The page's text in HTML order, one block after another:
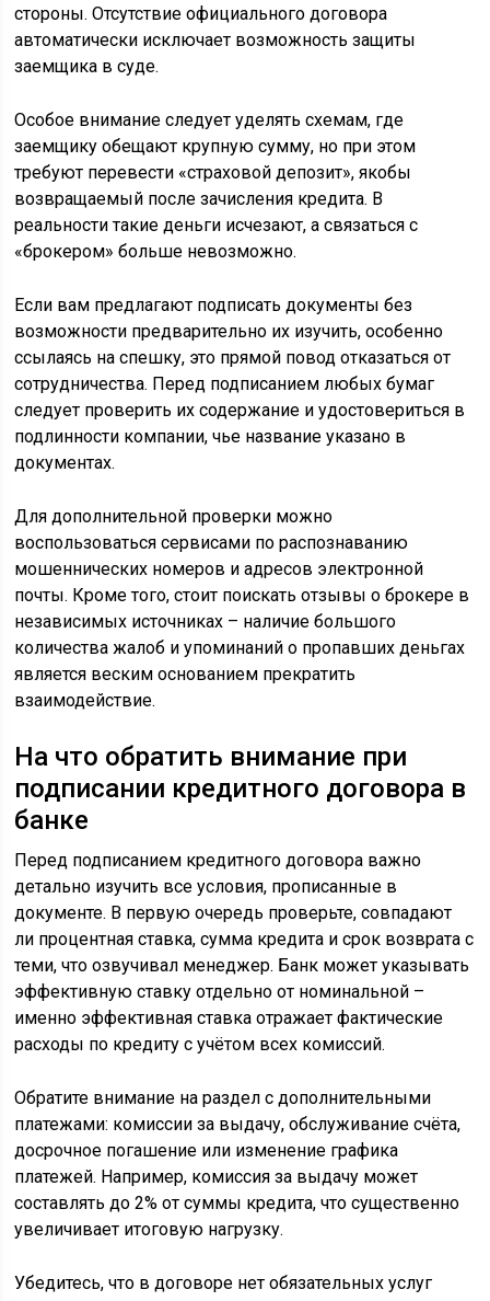
стороны. Отсутствие официального договора
автоматически исключает возможность защиты
заемщика в суде.
Особое внимание следует уделять схемам, где
заемщику обещают крупную сумму, но при этом
требуют перевести «страховой депозит», якобы
возвращаемый после зачисления кредита. В
реальности такие деньги исчезают, а связаться с
«брокером» больше невозможно.
Если вам предлагают подписать документы без
возможности предварительно их изучить, особенно
ссылаясь на спешку, это прямой повод отказаться от
сотрудничества. Перед подписанием любых бумаг
следует проверить их содержание и удостовериться в
подлинности компании, чье название указано в
документах.
Для дополнительной проверки можно
воспользоваться сервисами по распознаванию
мошеннических номеров и адресов электронной
почты. Кроме того, стоит поискать отзывы о брокере в
независимых источниках – наличие большого
количества жалоб и упоминаний о пропавших деньгах
является веским основанием прекратить
взаимодействие.
На что обратить внимание при
подписании кредитного договора в
банке
Перед подписанием кредитного договора важно
детально изучить все условия, прописанные в
документе. В первую очередь проверьте, совпадают
ли процентная ставка, сумма кредита и срок возврата с
теми, что озвучивал менеджер. Банк может указывать
эффективную ставку отдельно от номинальной –
именно эффективная ставка отражает фактические
расходы по кредиту с учётом всех комиссий.
Обратите внимание на раздел с дополнительными
платежами: комиссии за выдачу, обслуживание счёта,
досрочное погашение или изменение графика
платежей. Например, комиссия за выдачу может
составлять до 2% от суммы кредита, что существенно
увеличивает итоговую нагрузку.
Убедитесь, что в договоре нет обязательных услуг